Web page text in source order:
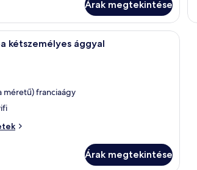
Árak megtekintése
Minibár ingyenes italokkal, ingyenes
kétszemélyes ággyal
méretű) franciaágy
Árak megtekintése